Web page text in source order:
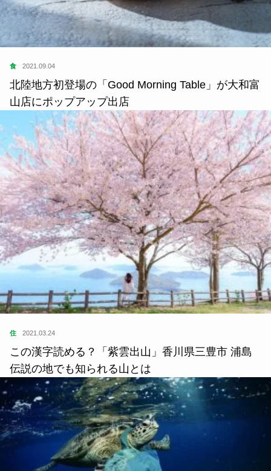
食 2021.09.04
北陸地方初登場の「Good Morning Table」が大和富
山店にポップアップ出店
住 2021.03.24
この漢字読める？「紫雲出山」香川県三豊市 浦島
伝説の地でも知られる山とは